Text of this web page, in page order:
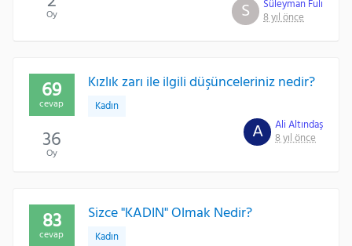
S
Süleyman Fuli
8 yıl önce
Oy
Kızlık zarı ile ilgili düşünceleriniz nedir?
Kadın
A
Ali Altındaş
8 yıl önce
69
cevap
36
Oy
Sizce "KADIN" Olmak Nedir?
Kadın
83
cevap